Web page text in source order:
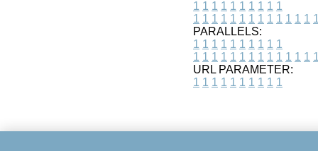
1 1 1 1 1 1 1 1 1 1
1 1 1 1 1 1 1 1 1 1 1 1 1 1
PARALLELS:
1 1 1 1 1 1 1 1 1 1
1 1 1 1 1 1 1 1 1 1 1 1 1 1
URL PARAMETER:
1 1 1 1 1 1 1 1 1 1